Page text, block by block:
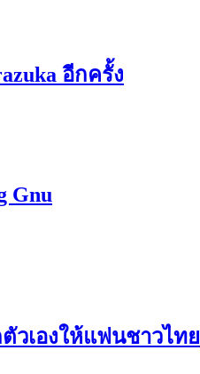
อีกครั้ง
Gnu
วเองให้แฟนชาวไทย